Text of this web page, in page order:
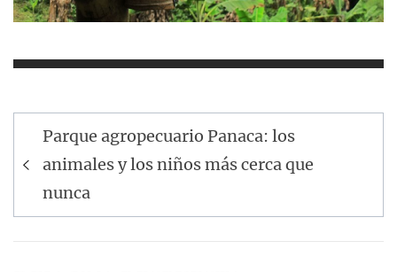
Navegación
de
entradas
Parque agropecuario Panaca: los
animales y los niños más cerca que
nunca